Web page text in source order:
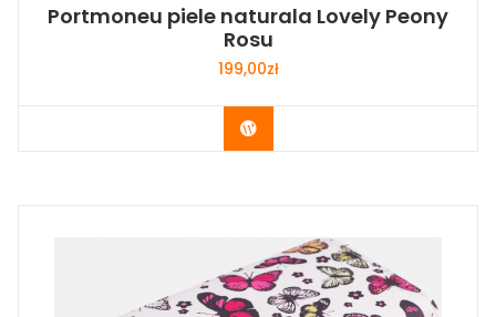
Portmoneu piele naturala Lovely Peony
Rosu
199,00zł
Buy Now